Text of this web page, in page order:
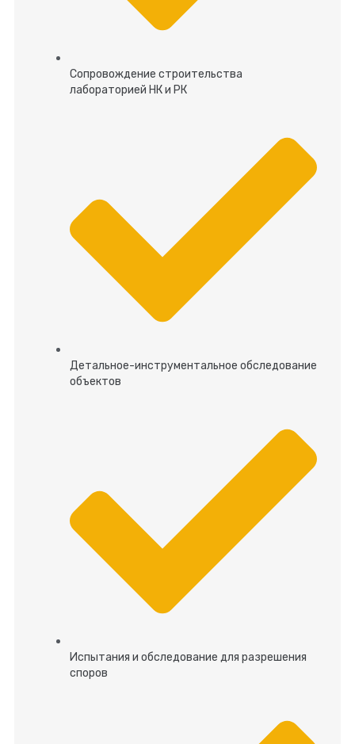
Сопровождение строительства
лабораторией НК и РК
Детальное-инструментальное обследование
объектов
Испытания и обследование для разрешения
споров